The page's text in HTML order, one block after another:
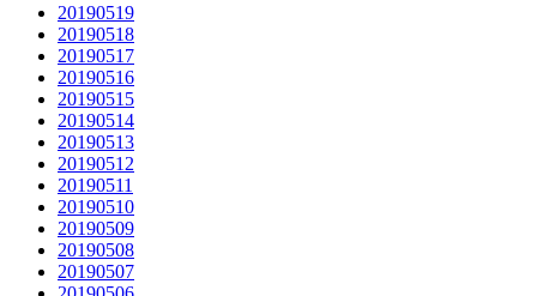
20190519
20190518
20190517
20190516
20190515
20190514
20190513
20190512
20190511
20190510
20190509
20190508
20190507